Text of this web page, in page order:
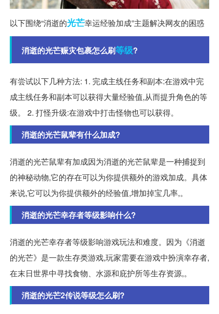
以下围绕“消逝的光芒幸运经验加成”主题解决网友的困惑
消逝的光芒赈灾包裹怎么刷等级?
有尝试以下几种方法: 1. 完成主线任务和副本:在游戏中完
成主线任务和副本可以获得大量经验值,从而提升角色的等
级。 2. 打怪升级:在游戏中打击怪物也可以获得。
消逝的光芒鼠辈有什么加成?
消逝的光芒鼠辈有加成因为消逝的光芒鼠辈是一种捕捉到
的神秘动物,它的存在可以为你提供额外的游戏加成。具体
来说,它可以为你提供额外的经验值,增加掉宝几率,。
消逝的光芒幸存者等级影响什么?
消逝的光芒幸存者等级影响游戏玩法和难度。因为《消逝
的光芒》是一款生存类游戏,玩家需要在游戏中扮演幸存者,
在末日世界中寻找食物、水源和庇护所等生存资源,。
消逝的光芒2传说等级怎么刷?